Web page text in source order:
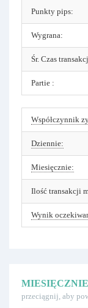
Punkty pips:
Wygrana:
Śr. Czas
Partie :
Współczynnik
Dziennie:
Miesięcznie:
Ilość transakcji
Wynik
MIESIĘCZNIE
przeciągnij, aby